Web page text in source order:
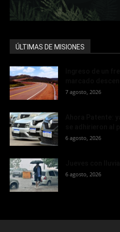
ÚLTIMAS DE MISIONES
7 agosto, 2026
6 agosto, 2026
6 agosto, 2026